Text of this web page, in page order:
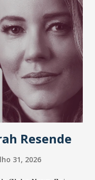
em que autenticidade
sobre marca,
momento em que todo
de verdade. O NM2B
constrói com
ainda mais claro.
a confiança entre
So...
Resende
31, 2026